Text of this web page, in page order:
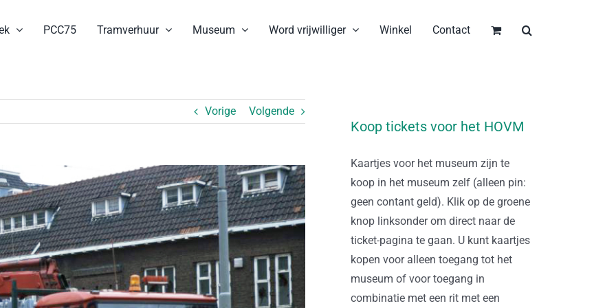
PCC75 Tramverhuur Museum Word vrijwilliger Winkel Contact
Vorige Volgende
Koop tickets voor het HOVM
Kaartjes voor het museum zijn te
koop in het museum zelf (alleen pin:
geen contant geld). Klik op de groene
knop linksonder om direct naar de
ticket-pagina te gaan. U kunt kaartjes
kopen voor alleen toegang tot het
museum of voor toegang in
combinatie met een rit met een